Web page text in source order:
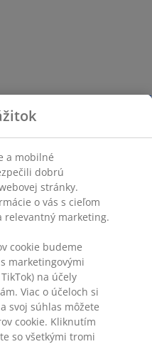
a mobilné
dobrú
stránky.
o vás s cieľom
relevantný marketing.
cookie budeme
marketingovými
na účely
Viac o účeloch si
svoj súhlas môžete
cookie. Kliknutím
so všetkými tromi